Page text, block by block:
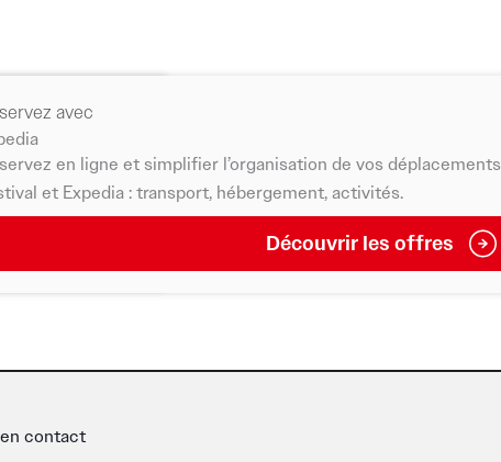
l’énergie
avec
en ligne et simplifier l’organisation de vos
et Expedia : transport, hébergement, activités.
Découvrir les offres
contact